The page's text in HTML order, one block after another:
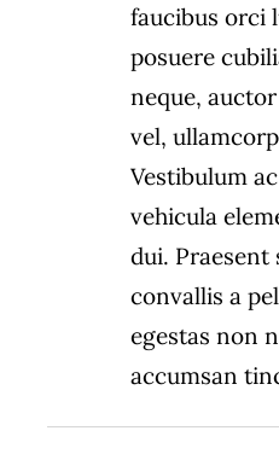
faucibus orci
posuere
neque,
vel,
Vestibulum
vehicula
dui. Praesent
convallis a
egestas non
accumsan